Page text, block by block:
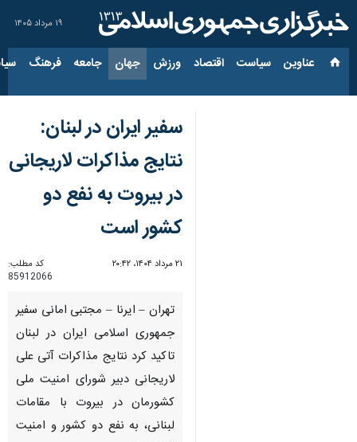
۱۹ مرداد ۱۴۰۵
عناوین‌ سیاست اقتصاد ورزش جهان جامعه فرهنگ
سفیر ایران در لبنان:
نتایج مذاکرات لاریجانی
در بیروت به نفع دو
کشور است
۲۱ مرداد ۱۴۰۴، ۲۰:۴۲
کد مطلب:
85912066
تهران – ایرنا – مجتبی امانی سفیر
جمهوری اسلامی ایران در لبنان
تاکید کرد نتایج مذاکرات آتی علی
لاریجانی دبیر شورای امنیت ملی
کشورمان در بیروت با مقامات
لبنانی، به نفع دو کشور و امنیت